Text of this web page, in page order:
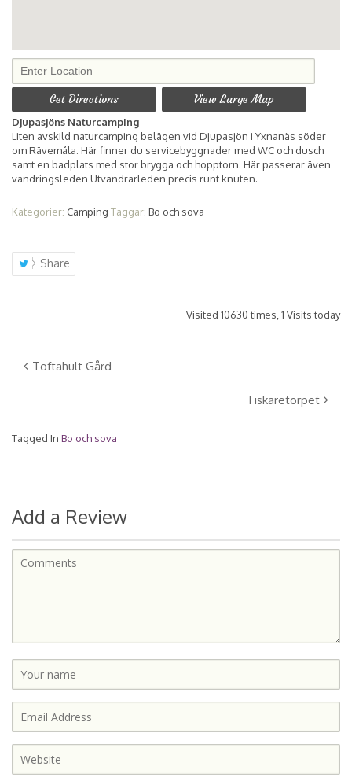
Get Directions View Large Map
Djupasjöns Naturcamping
Liten avskild naturcamping belägen vid Djupasjön i Yxnanäs söder
om Rävemåla. Här finner du servicebyggnader med WC och dusch
samt en badplats med stor brygga och hopptorn. Här passerar även
vandringsleden Utvandrarleden precis runt knuten.
Kategorier: Camping Taggar: Bo och sova
Share
Visited 10630 times, 1 Visits today
Toftahult Gård
Fiskaretorpet
Tagged In Bo och sova
Add a Review